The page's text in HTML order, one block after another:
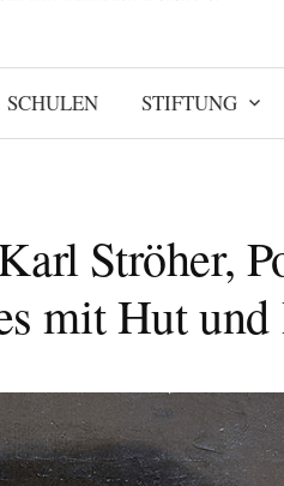
SCHULEN STIFTUNG
Ströher,
mit Hut